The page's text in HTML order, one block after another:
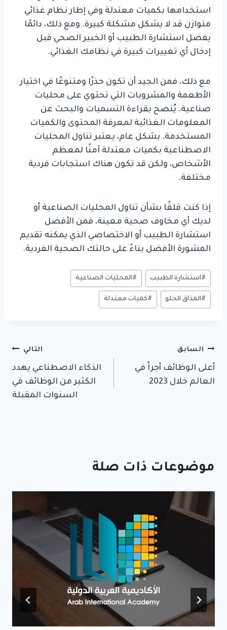
استخدامها بكميات معتدلة وفي إطار نظام غذائي
متوازن قد لا يشكل مشكلة كبيرة. ومع ذلك، دائمًا
يفضل استشارة الطبيب أو الخبير الصحي قبل
إدخال أي تغييرات كبيرة في نظامك الغذائي.
مع ذلك، فمن الجيد أن تكون حذرًا ومتنوعًا في اختيار
الأطعمة والمشروبات التي تحتوي على محليات
صناعية. يُنصح بقراءة التسميات والبحث عن
المعلومات الغذائية لمعرفة المحتوى والكميات
المستخدمة. بشكل عام، يعتبر تناول المحليات
الاصطناعية بكميات معتدلة آمنًا لمعظم
الأشخاص، ولكن قد تكون هناك استجابات فردية
مختلفة.
إذا كنت قلقًا بشأن تناول المحليات الصناعية أو
لديك أي مخاوف صحية معينة، فمن الأفضل
استشارة الطبيب أو الاختصاصي الذي يمكنه تقديم
المشورة الأفضل بناءً على حالتك الصحية الفردية.
وسوم
المقال:
#استشارة الطبيب #المحليات الصناعية
#المذاق الحلو #كميات معتدلة
تصفّح
المقالات
السابق
أعلى الوظائف أجراً في
العالم خلال 2023
التالي
الذكاء الاصطناعي يهدد
الكثير من الوظائف في
السنوات المقبلة
موضوعات ذات صلة